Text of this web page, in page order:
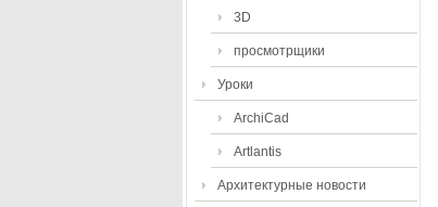
3D
просмотрщики
Уроки
ArchiCad
Artlantis
Архитектурные новости